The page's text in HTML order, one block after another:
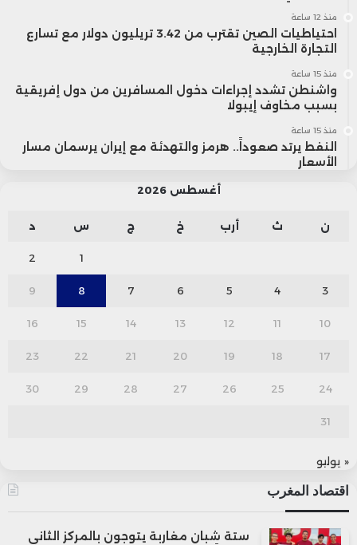
منذ 12 ساعة
احتياطيات الصين تقترب من 3.42 تريليون دولار مع تسارع
التجارة الخارجية
منذ 15 ساعة
واشنطن تشدد إجراءات دخول المسافرين من دول إفريقية
بسبب مخاوف إيبولا
منذ 15 ساعة
النفط يرتد صعوداً.. هرمز والتهدئة مع إيران يرسمان مسار
الأسعار
أغسطس 2026
ن ث أرب خ ج س د
1
2
3
4
5
6
7
8
9
10
11
12
13
14
15
16
17
18
19
20
21
22
23
24
25
26
27
28
29
30
31
« يوليو
اقتصاد المغرب
ستة شبان مغاربة يتوجون بالمركز الثاني